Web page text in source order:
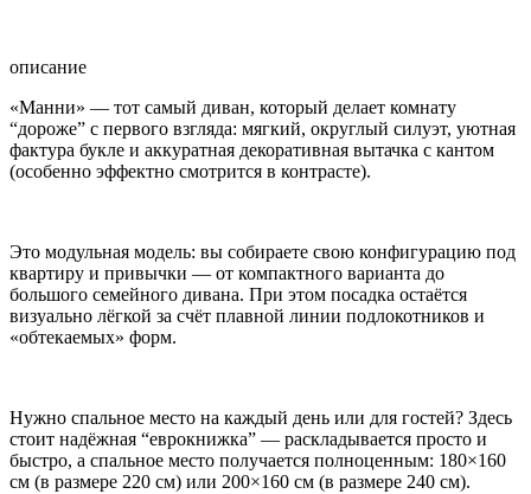
описание
«Манни» — тот самый диван, который делает комнату
“дороже” с первого взгляда: мягкий, округлый силуэт, уютная
фактура букле и аккуратная декоративная вытачка с кантом
(особенно эффектно смотрится в контрасте).
Это модульная модель: вы собираете свою конфигурацию под
квартиру и привычки — от компактного варианта до
большого семейного дивана. При этом посадка остаётся
визуально лёгкой за счёт плавной линии подлокотников и
«обтекаемых» форм.
Нужно спальное место на каждый день или для гостей? Здесь
стоит надёжная “еврокнижка” — раскладывается просто и
быстро, а спальное место получается полноценным: 180×160
см (в размере 220 см) или 200×160 см (в размере 240 см).